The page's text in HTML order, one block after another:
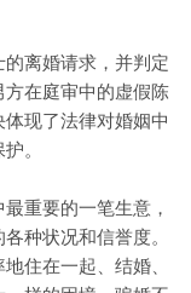
离婚请求，并判定
在庭审中的虚假陈
现了法律对婚姻中
。
重要的一笔生意，
种状况和信誉度。
住在一起、结婚、